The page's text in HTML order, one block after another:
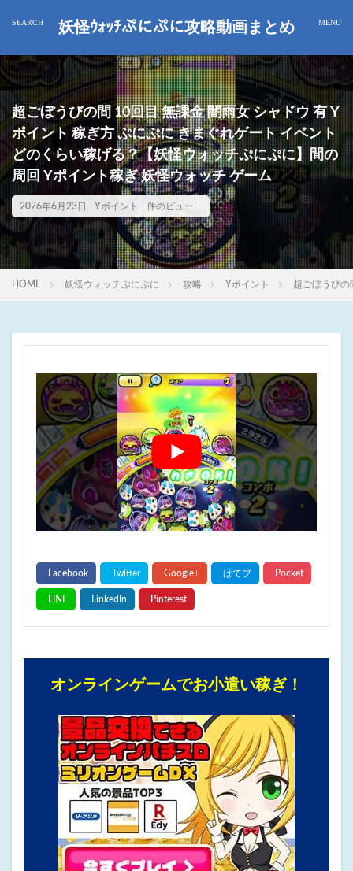
妖怪ｳｫｯﾁぷにぷに攻略動画まとめ
超ごぼうびの間 10回目 無課金 闇雨女 シャドウ 有 Y
ポイント 稼ぎ方 ぷにぷに きまぐれゲート イベント
どのくらい稼げる？【妖怪ウォッチぷにぷに】間の
周回 Yポイント稼ぎ 妖怪ウォッチ ゲーム
2026年6月23日 Yポイント 件のビュー
HOME 妖怪ウォッチぷにぷに 攻略 Yポイント 超ごぼうびの
オンラインゲームでお小遣い稼ぎ！